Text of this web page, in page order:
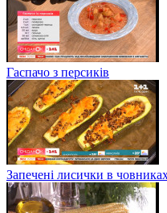
Гаспачо з персиків
Запечені лисички в